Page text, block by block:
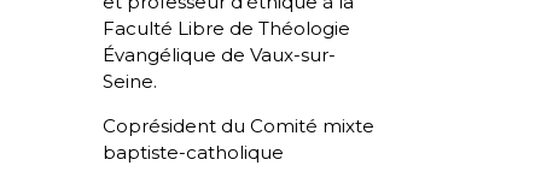
Faculté Libre de Théologie
Évangélique de Vaux-sur-
Seine.
Coprésident du Comité mixte
baptiste-catholique